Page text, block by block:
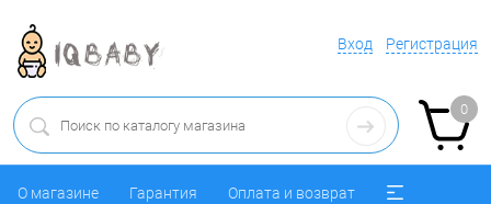
Вход Регистрация
0
О магазине Гарантия Оплата и возврат